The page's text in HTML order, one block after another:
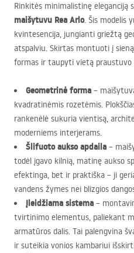
Rinkitės minimalistinę eleganciją
maišytuvu Rea Arlo. Šis modelis
kvintesencija, jungianti griežtą
atspalviu. Skirtas montuoti į
formas ir taupyti vietą praustuvo
Geometrinė forma –
kvadratinėmis rozetėmis.
rankenėlė sukuria vientisą,
moderniems interjerams.
Šlifuoto aukso apdaila –
todėl įgavo kilnią, matinę aukso
efektinga, bet ir praktiška – ji
vandens žymes nei blizgios
Įleidžiama sistema –
tvirtinimo elementus, paliekant
armatūros dalis. Tai palengvina
ir suteikia vonios kambariui